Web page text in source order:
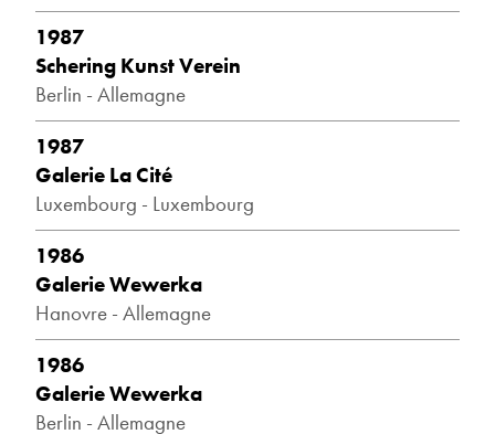
1987
Schering Kunst Verein
Berlin - Allemagne
1987
Galerie La Cité
Luxembourg - Luxembourg
1986
Galerie Wewerka
Hanovre - Allemagne
1986
Galerie Wewerka
Berlin - Allemagne